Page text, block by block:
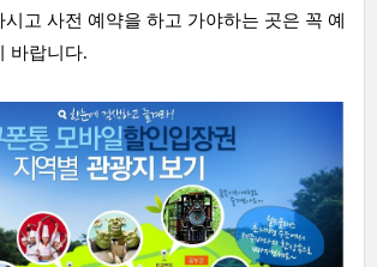
고 사전 예약을 하고 가야하는 곳은 꼭 예
바랍니다.